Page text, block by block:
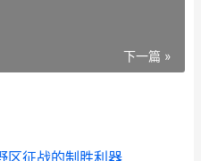
下一篇 »
区征战的制胜利器